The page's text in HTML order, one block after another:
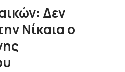
Δεν
Νίκαια ο